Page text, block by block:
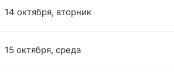
14 октября, вторник
15 октября, среда